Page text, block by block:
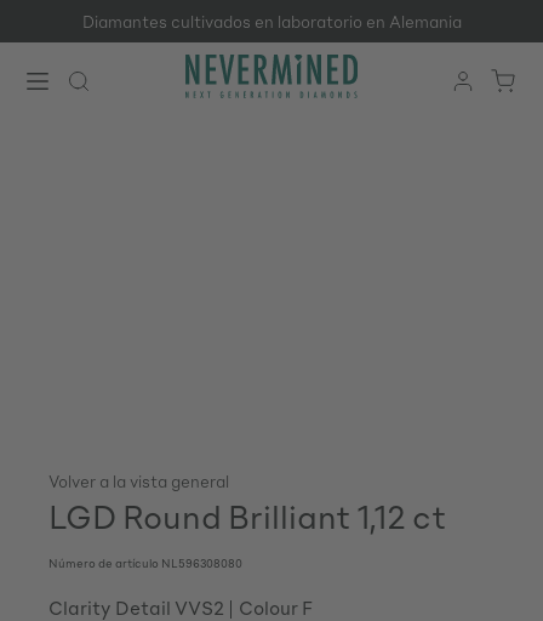
Saltar al contenido principal
Diamantes cultivados en laboratorio en Alemania
Volver a la vista general
LGD Round Brilliant 1,12 ct
Número de artículo NL596308080
Clarity Detail VVS2 Colour F